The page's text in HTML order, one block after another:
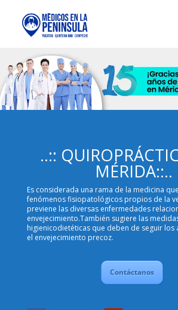
..::
MÉRIDA::..
Es considerada una rama de la medicina
fenómenos fisiopatológicos propios de la
previene las diversas enfermedades
envejecimiento.También sugiere las
higienicodietéticas que deben de seguir
el envejecimiento precoz.
Contáctanos